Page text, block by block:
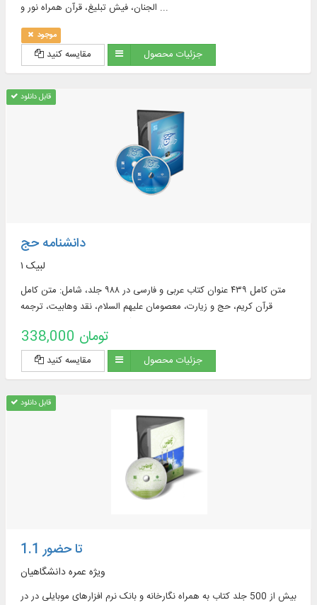
الجنان، فیش تبلیغ، قرآن همراه نور و ...
موجود
مقایسه کنید جزئیات محصول
قابل دانلود
دانشنامه حج
لبیک ۱
متن کامل ۴۳۹ عنوان کتاب عربی و فارسی در ۹۸۸ جلد، شامل: متن كامل
قرآن كریم، حج و زیارت، معصومان علیهم السلام، نقد وهابیت، ترجمه
338,000 تومان
مقایسه کنید جزئیات محصول
قابل دانلود
تا حضور 1.1
ویژه عمره دانشگاهیان
بیش از 500 جلد کتاب به همراه نگارخانه و بانک نرم افزارهای موبایلی در در